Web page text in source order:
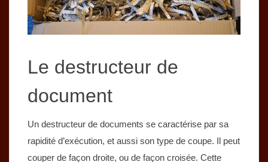
Le destructeur de
document
Un destructeur de documents se caractérise par sa
rapidité d’exécution, et aussi son type de coupe. Il peut
couper de façon droite, ou de façon croisée. Cette